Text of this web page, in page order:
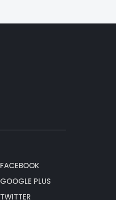
FACEBOOK
GOOGLE PLUS
TWITTER